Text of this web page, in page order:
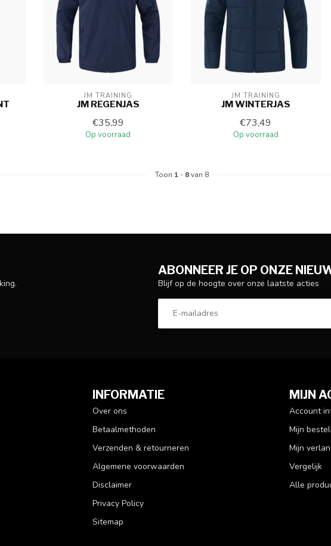
JM TRAINING
JM REGENJAS
€35,99
Op voorraad
JM TRAINING
JM WINTERJAS
€73,49
Op voorraad
Toon 1 - 8van 8
ABONNEER JE OP ONZE
Blijf op de hoogte over onze laatste acties
INFORMATIE
Over ons
Betaalmethoden
Verzenden & retourneren
Algemene voorwaarden
Disclaimer
Privacy Policy
Sitemap
MIJN
Account
Mijn
Mijn
Vergelijk
Alle